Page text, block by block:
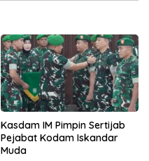
Kasdam IM Pimpin Sertijab
Pejabat Kodam Iskandar
Muda